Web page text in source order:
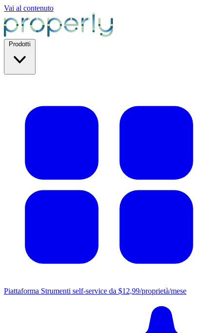
Vai al contenuto
Piattaforma Strumenti self-service da $12,99/proprietà/mese